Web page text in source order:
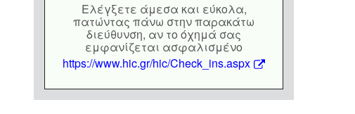
Eλέγξετε άμεσα και εύκολα,
πατώντας πάνω στην παρακάτω
διεύθυνση, αν το όχημά σας
εμφανίζεται ασφαλισμένο
https://www.hic.gr/hic/Check_ins.aspx